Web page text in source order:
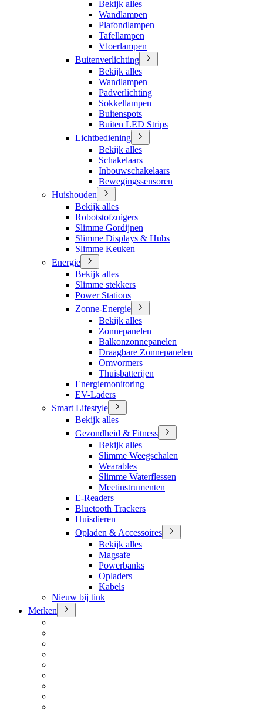
Bekijk alles
Wandlampen
Plafondlampen
Tafellampen
Vloerlampen
Buitenverlichting
Bekijk alles
Wandlampen
Padverlichting
Sokkellampen
Buitenspots
Buiten LED Strips
Lichtbediening
Bekijk alles
Schakelaars
Inbouwschakelaars
Bewegingssensoren
Huishouden
Bekijk alles
Robotstofzuigers
Slimme Gordijnen
Slimme Displays & Hubs
Slimme Keuken
Energie
Bekijk alles
Slimme stekkers
Power Stations
Zonne-Energie
Bekijk alles
Zonnepanelen
Balkonzonnepanelen
Draagbare Zonnepanelen
Omvormers
Thuisbatterijen
Energiemonitoring
EV-Laders
Smart Lifestyle
Bekijk alles
Gezondheid & Fitness
Bekijk alles
Slimme Weegschalen
Wearables
Slimme Waterflessen
Meetinstrumenten
E-Readers
Bluetooth Trackers
Huisdieren
Opladen & Accessoires
Bekijk alles
Magsafe
Powerbanks
Opladers
Kabels
Nieuw bij tink
Merken